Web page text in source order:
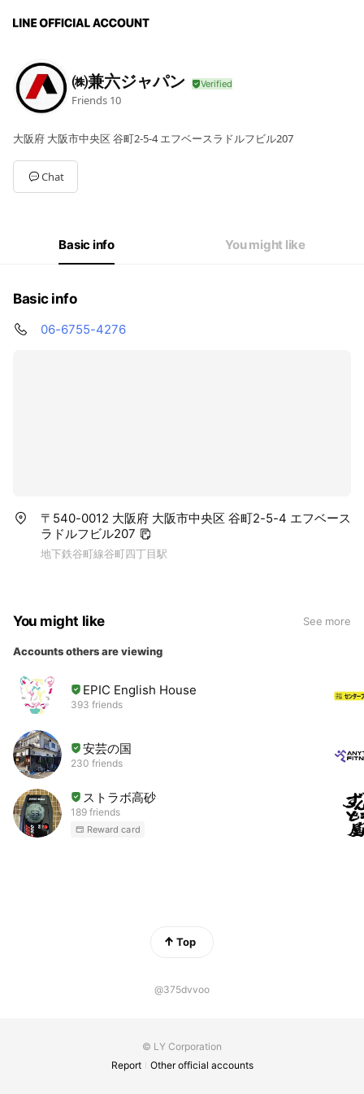
㈱兼六ジャパン
Friends 10
大阪府 大阪市中央区 谷町2-5-4 エフベースラドルフビル207
Chat
Basic info You might like
Basic info
06-6755-4276
〒540-0012 大阪府 大阪市中央区 谷町2-5-4 エフベース
ラドルフビル207
地下鉄谷町線谷町四丁目駅
You might like See more
Accounts others are viewing
EPIC English House
393 friends
安芸の国
230 friends
ストラボ高砂
189 friends
Reward card
Top
@375dvvoo
© LY Corporation
Report
Other official accounts